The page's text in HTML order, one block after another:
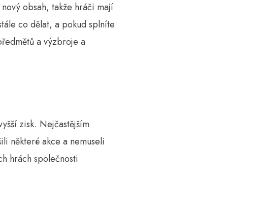
obsah, takže hráči mají
co dělat, a pokud splníte
a výzbroje a
zisk. Nejčastějším
některé akce a nemuseli
hrách společnosti